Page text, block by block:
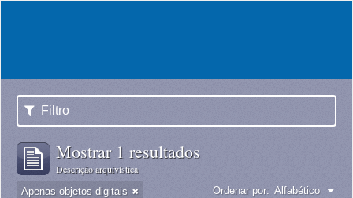
Filtro
Mostrar 1 resultados
Descrição arquivística
Apenas objetos digitais Ordenar por: Alfabético